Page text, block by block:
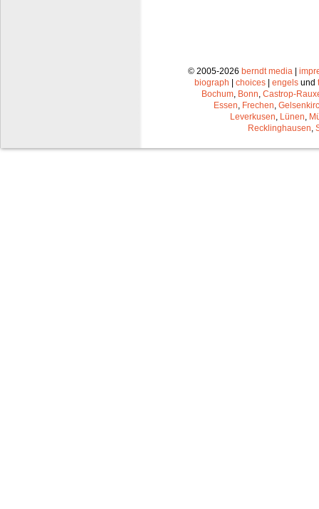
© 2005-2026 berndt media |
biograph | choices | engels und
Bochum Bonn Castrop-
Essen Frechen
Leverkusen Lünen
Recklinghausen